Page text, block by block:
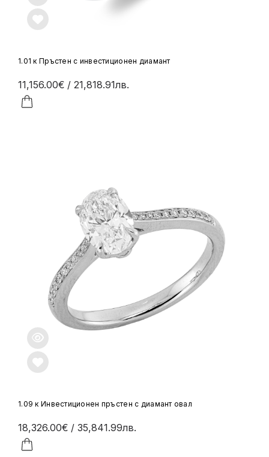
1.01 к Пръстен с инвестиционен диамант
11,156.00€ / 21,818.91лв.
1.09 к Инвестиционен пръстен с диамант овал
18,326.00€ / 35,841.99лв.